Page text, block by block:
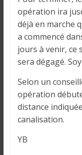
opération ira
déjà en marche
a commencé
jours à venir, ce
sera dégagé.
Selon un
opération
distance
canalisation.
YB